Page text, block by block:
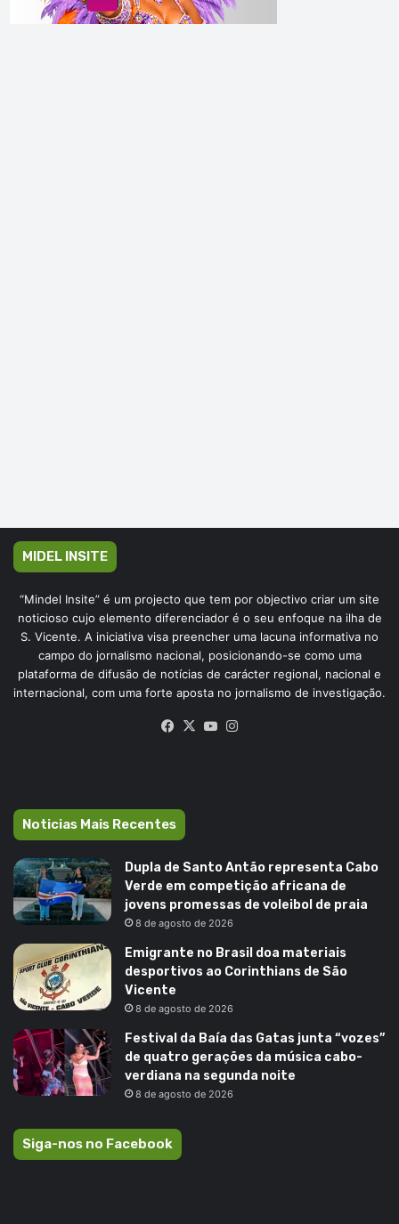
MIDEL INSITE
“Mindel Insite” é um projecto que tem por objectivo criar um site
noticioso cujo elemento diferenciador é o seu enfoque na ilha de
S. Vicente. A iniciativa visa preencher uma lacuna informativa no
campo do jornalismo nacional, posicionando-se como uma
plataforma de difusão de notícias de carácter regional, nacional e
internacional, com uma forte aposta no jornalismo de investigação.
Facebook
X YouTube
Noticias Mais Recentes
Dupla de Santo Antão representa Cabo
Verde em competição africana de
jovens promessas de voleibol de praia
8 de agosto de 2026
Emigrante no Brasil doa materiais
desportivos ao Corinthians de São
Vicente
8 de agosto de 2026
Festival da Baía das Gatas junta “vozes”
de quatro gerações da música cabo-
verdiana na segunda noite
8 de agosto de 2026
Siga-nos no Facebook